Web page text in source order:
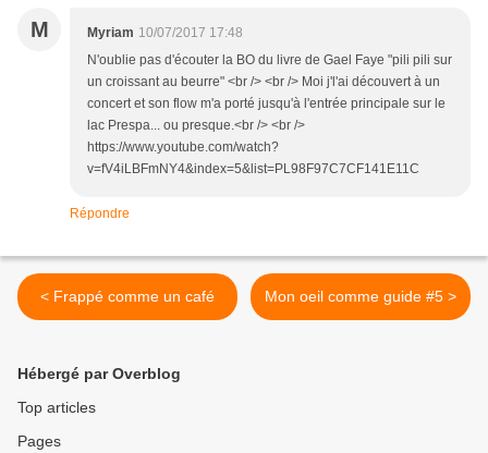
M Myriam 10/07/2017 17:48
N'oublie pas d'écouter la BO du livre de Gael Faye "pili pili sur
un croissant au beurre" <br /> <br /> Moi j'l'ai découvert à un
concert et son flow m'a porté jusqu'à l'entrée principale sur le
lac Prespa... ou presque.<br /> <br />
https://www.youtube.com/watch?
v=fV4iLBFmNY4&index=5&list=PL98F97C7CF141E11C
Répondre
< Frappé comme un café Mon oeil comme guide #5 >
Hébergé par Overblog
Top articles
Pages